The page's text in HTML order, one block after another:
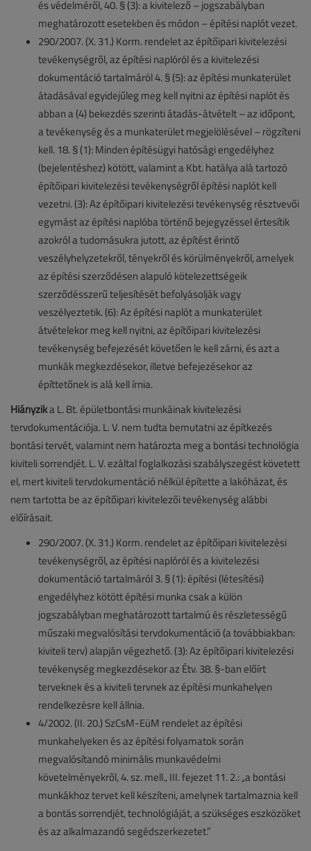
és védelméről, 40. § (3): a kivitelező – jogszabályban
meghatározott esetekben és módon – építési naplót vezet.
290/2007. (X. 31.) Korm. rendelet az építőipari kivitelezési
tevékenységről, az építési naplóról és a kivitelezési
dokumentáció tartalmáról 4. § (5): az építési munkaterület
átadásával egyidejűleg meg kell nyitni az építési naplót és
abban a (4) bekezdés szerinti átadás-átvételt – az időpont,
a tevékenység és a munkaterület megjelölésével – rögzíteni
kell. 18. § (1): Minden építésügyi hatósági engedélyhez
(bejelentéshez) kötött, valamint a Kbt. hatálya alá tartozó
építőipari kivitelezési tevékenységről építési naplót kell
vezetni. (3): Az építőipari kivitelezési tevékenység résztvevői
egymást az építési naplóba történő bejegyzéssel értesítik
azokról a tudomásukra jutott, az építést érintő
veszélyhelyzetekről, tényekről és körülményekről, amelyek
az építési szerződésen alapuló kötelezettségeik
szerződésszerű teljesítését befolyásolják vagy
veszélyeztetik. (6): Az építési naplót a munkaterület
átvételekor meg kell nyitni, az építőipari kivitelezési
tevékenység befejezését követően le kell zárni, és azt a
munkák megkezdésekor, illetve befejezésekor az
építtetőnek is alá kell írnia.
Hiányzika L. Bt. épületbontási munkáinak kivitelezési
tervdokumentációja. L. V. nem tudta bemutatni az építkezés
bontási tervét, valamint nem határozta meg a bontási technológia
kiviteli sorrendjét. L. V. ezáltal foglalkozási szabályszegést követett
el, mert kiviteli tervdokumentáció nélkül építette a lakóházat, és
nem tartotta be az építőipari kivitelezői tevékenység alábbi
előírásait.
290/2007. (X. 31.) Korm. rendelet az építőipari kivitelezési
tevékenységről, az építési naplóról és a kivitelezési
dokumentáció tartalmáról 3. § (1): építési (létesítési)
engedélyhez kötött építési munka csak a külön
jogszabályban meghatározott tartalmú és részletességű
műszaki megvalósítási tervdokumentáció (a továbbiakban:
kiviteli terv) alapján végezhető. (3): Az építőipari kivitelezési
tevékenység megkezdésekor az Étv. 38. §-ban előírt
terveknek és a kiviteli tervnek az építési munkahelyen
rendelkezésre kell állnia.
4/2002. (II. 20.) SzCsM-EüM rendelet az építési
munkahelyeken és az építési folyamatok során
megvalósítandó minimális munkavédelmi
követelményekről, 4. sz. mell., III. fejezet 11. 2.: „a bontási
munkákhoz tervet kell készíteni, amelynek tartalmaznia kell
a bontás sorrendjét, technológiáját, a szükséges eszközöket
és az alkalmazandó segédszerkezetet.”